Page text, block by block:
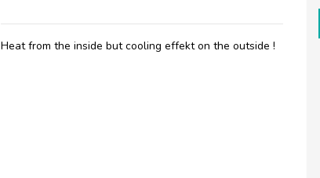
Heat from the inside but cooling effekt on the outside !